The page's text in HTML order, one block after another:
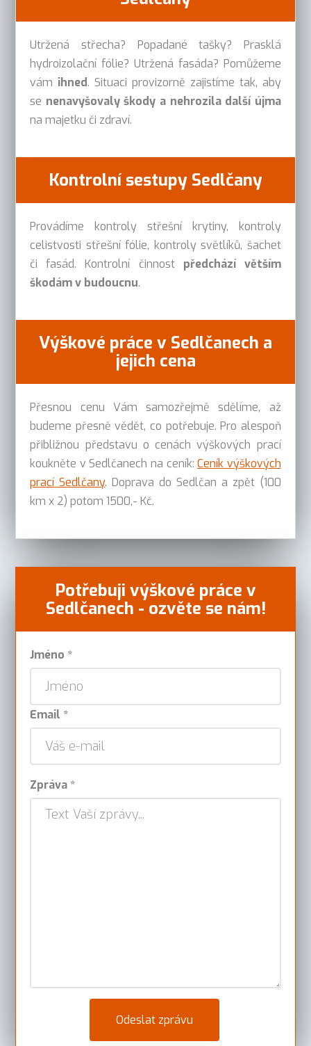
Utržená střecha? Popadané tašky? Prasklá
hydroizolační fólie? Utržená fasáda? Pomůžeme
vám ihned. Situaci provizorně zajistíme tak, aby
se nenavyšovaly škody a nehrozila další újma
na majetku či zdraví.
Kontrolní sestupy Sedlčany
Provádíme kontroly střešní krytiny, kontroly
celistvosti střešní fólie, kontroly světlíků, šachet
či fasád. Kontrolní činnost předchází větším
škodám v budoucnu.
Výškové práce v Sedlčanech a
jejich cena
Přesnou cenu Vám samozřejmě sdělíme, až
budeme přesně vědět, co potřebuje. Pro alespoň
přibližnou představu o cenách výškových prací
koukněte v Sedlčanech na ceník:Ceník výškových
prací Sedlčany. Doprava do Sedlčan a zpět (100
km x 2) potom 1500,- Kč.
Potřebuji výškové práce v
Sedlčanech - ozvěte se nám!
Jméno *
Email *
Zpráva *